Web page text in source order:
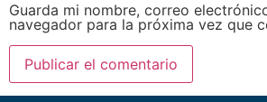
Guarda mi nombre, correo
navegador para la próxima vez que